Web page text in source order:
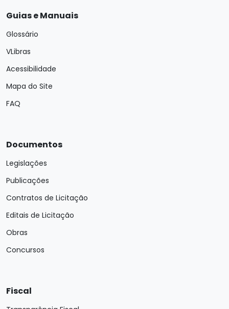
Guias e Manuais
Glossário
VLibras
Acessibilidade
Mapa do Site
FAQ
Documentos
Legislações
Publicações
Contratos de Licitação
Editais de Licitação
Obras
Concursos
Fiscal